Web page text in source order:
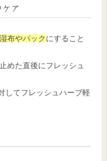
ア
湿布やパック にすること
めた直後にフレッシュ
してフレッシュハーブ軽